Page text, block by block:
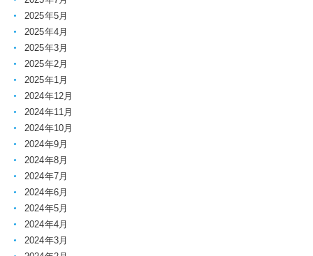
2025年5月
2025年4月
2025年3月
2025年2月
2025年1月
2024年12月
2024年11月
2024年10月
2024年9月
2024年8月
2024年7月
2024年6月
2024年5月
2024年4月
2024年3月